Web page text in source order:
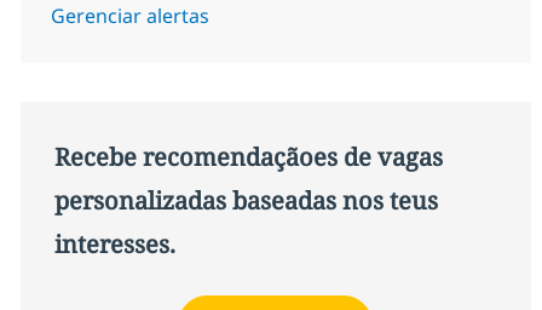
Gerenciar alertas
Recebe recomendaçãoes de vagas
personalizadas baseadas nos teus
interesses.